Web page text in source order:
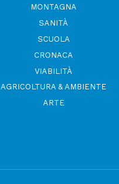
MONTAGNA
SANITÀ
SCUOLA
CRONACA
VIABILITÀ
AGRICOLTURA & AMBIENTE
ARTE